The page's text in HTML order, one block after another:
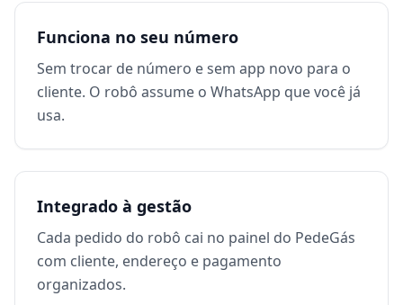
Funciona no seu número
Sem trocar de número e sem app novo para o
cliente. O robô assume o WhatsApp que você já
usa.
Integrado à gestão
Cada pedido do robô cai no painel do PedeGás
com cliente, endereço e pagamento
organizados.